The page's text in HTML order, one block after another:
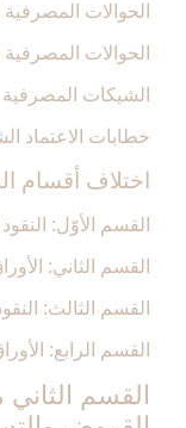
الحوالات
الحوالات المصرفية
الشيكات المصرفية
خطابات الاعتماد
اختلاف أقسام
القسم الأوّل:
القسم الثاني:
القسم الثالث:
القسم الرابع:
القسم